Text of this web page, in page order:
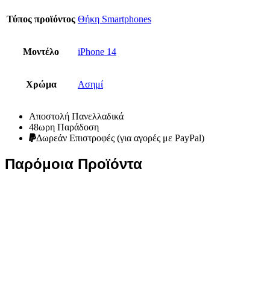
Τύπος προϊόντος Θήκη Smartphones
Μοντέλο iPhone 14
Χρώμα Ασημί
Αποστολή Πανελλαδικά
48ωρη Παράδοση
Δωρεάν Eπιστροφές (για αγορές με PayPal)
Παρόμοια Προϊόντα